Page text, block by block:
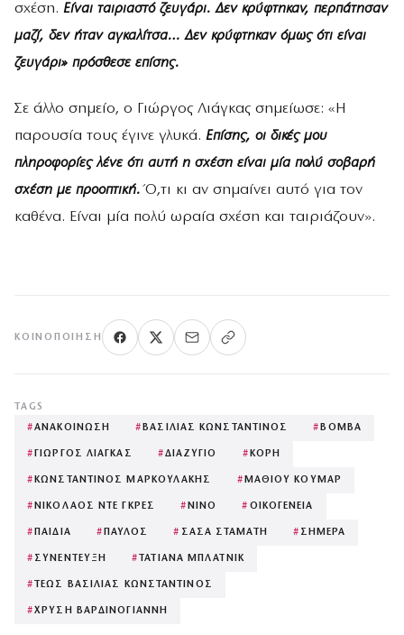
σχέση. Είναι ταιριαστό ζευγάρι. Δεν κρύφτηκαν, περπάτησαν
μαζί, δεν ήταν αγκαλίτσα… Δεν κρύφτηκαν όμως ότι είναι
ζευγάρι» πρόσθεσε επίσης.
Σε άλλο σημείο, ο Γιώργος Λιάγκας σημείωσε: «Η
παρουσία τους έγινε γλυκά. Επίσης, οι δικές μου
πληροφορίες λένε ότι αυτή η σχέση είναι μία πολύ σοβαρή
σχέση με προοπτική. Ό,τι κι αν σημαίνει αυτό για τον
καθένα. Είναι μία πολύ ωραία σχέση και ταιριάζουν».
ΚΟΙΝΟΠΟΊΗΣΗ
TAGS
#ΑΝΑΚΟΙΝΩΣΗ #ΒΑΣΙΛΙΑΣ ΚΩΝΣΤΑΝΤΙΝΟΣ #ΒΟΜΒΑ
#ΓΙΩΡΓΟΣ ΛΙΑΓΚΑΣ #ΔΙΑΖΥΓΙΟ #ΚΟΡΗ
#ΚΩΝΣΤΑΝΤΙΝΟΣ ΜΑΡΚΟΥΛΑΚΗΣ #ΜΑΘΙΟΥ ΚΟΥΜΑΡ
#ΝΙΚΟΛΑΟΣ ΝΤΕ ΓΚΡΕΣ #ΝΙΝΟ # ΟΙΚΟΓΕΝΕΙΑ
#ΠΑΙΔΙΑ #ΠΑΥΛΟΣ # ΣΑΣΑ ΣΤΑΜΑΤΗ # ΣΗΜΕΡΑ
# ΣΥΝΕΝΤΕΥΞΗ # ΤΑΤΙΑΝΑ ΜΠΛΑΤΝΙΚ
# ΤΕΩΣ ΒΑΣΙΛΙΑΣ ΚΩΝΣΤΑΝΤΙΝΟΣ
#ΧΡΥΣΗ ΒΑΡΔΙΝΟΓΙΑΝΝΗ